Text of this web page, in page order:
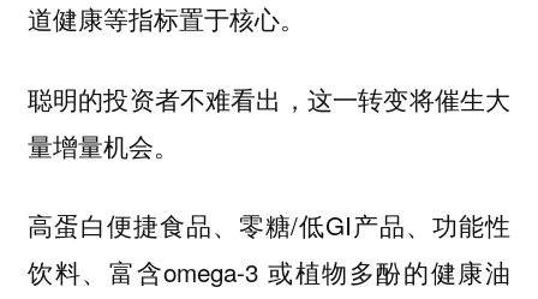
道健康等指标置于核心。
聪明的投资者不难看出，这一转变将催生大
量增量机会。
高蛋白便捷食品、零糖/低GI产品、功能性
饮料、富含omega-3 或植物多酚的健康油